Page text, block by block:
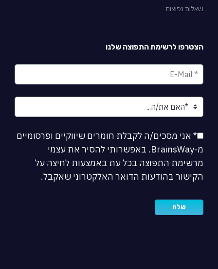
שאלות נפוצות
הצטרפו לרשימת התפוצה שלנו
* אני מסכים/ה לקבלת חומרים שיווקיים ופרסומיים
מ-BrainsWay. באפשרותי להסיר את עצמי
מרשימת התפוצה בכל עת באמצעות לחיצה על
הקישור בהודעות הדואר האלקטרוני שאקבל.